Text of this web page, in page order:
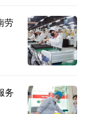
劳
务